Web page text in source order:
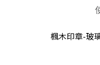
楓木印章-玻